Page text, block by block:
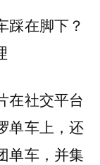
踩在脚下？
在社交平台
单车上，还
单车，并集